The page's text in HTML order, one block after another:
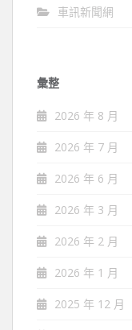
車訊新聞網
彙整
2026 年 8 月
2026 年 7 月
2026 年 6 月
2026 年 3 月
2026 年 2 月
2026 年 1 月
2025 年 12 月